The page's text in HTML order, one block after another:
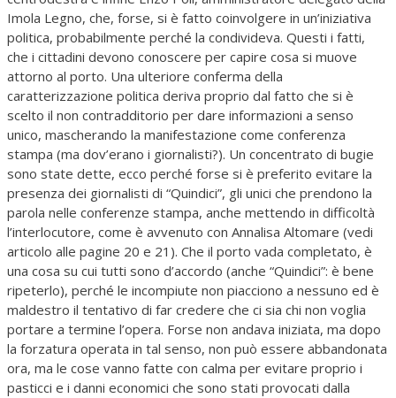
Imola Legno, che, forse, si è fatto coinvolgere in un’iniziativa
politica, probabilmente perché la condivideva. Questi i fatti,
che i cittadini devono conoscere per capire cosa si muove
attorno al porto. Una ulteriore conferma della
caratterizzazione politica deriva proprio dal fatto che si è
scelto il non contradditorio per dare informazioni a senso
unico, mascherando la manifestazione come conferenza
stampa (ma dov’erano i giornalisti?). Un concentrato di bugie
sono state dette, ecco perché forse si è preferito evitare la
presenza dei giornalisti di “Quindici”, gli unici che prendono la
parola nelle conferenze stampa, anche mettendo in difficoltà
l’interlocutore, come è avvenuto con Annalisa Altomare (vedi
articolo alle pagine 20 e 21). Che il porto vada completato, è
una cosa su cui tutti sono d’accordo (anche “Quindici”: è bene
ripeterlo), perché le incompiute non piacciono a nessuno ed è
maldestro il tentativo di far credere che ci sia chi non voglia
portare a termine l’opera. Forse non andava iniziata, ma dopo
la forzatura operata in tal senso, non può essere abbandonata
ora, ma le cose vanno fatte con calma per evitare proprio i
pasticci e i danni economici che sono stati provocati dalla